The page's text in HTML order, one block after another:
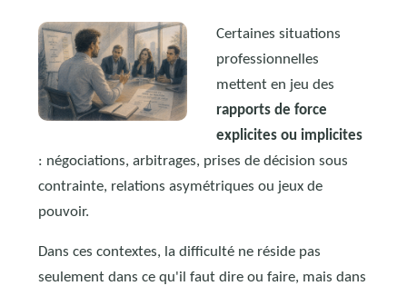
Certaines situations
professionnelles
mettent en jeu des
rapports de force
explicites ou implicites
: négociations, arbitrages, prises de décision sous
contrainte, relations asymétriques ou jeux de
pouvoir.
Dans ces contextes, la difficulté ne réside pas
seulement dans ce qu'il faut dire ou faire, mais dans